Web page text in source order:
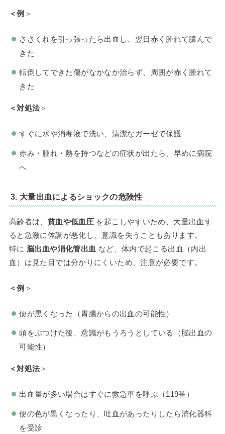
＜例 ＞
ささくれを引っ張ったら出血し、翌日赤く腫れて膿んで
きた
転倒してできた傷がなかなか治らず、周囲が赤く腫れて
きた
＜対処法＞
すぐに水や消毒液で洗い、清潔なガーゼで保護
赤み・腫れ・熱を持つなどの症状が出たら、早めに病院
へ
3. 大量出血によるショックの危険性
高齢者は、 貧血や低血圧 を起こしやすいため、大量出血す
ると急激に体調が悪化し、意識を失うこともあります。
特に 脳出血や消化管出血 など、体内で起こる出血（内出
血）は見た目では分かりにくいため、注意が必要です。
＜例 ＞
便が黒くなった（胃腸からの出血の可能性）
頭をぶつけた後、意識がもうろうとしている（脳出血の
可能性）
＜対処法＞
出血量が多い場合はすぐに救急車を呼ぶ（119番）
便の色が黒くなったり、吐血があったりしたら消化器科
を受診